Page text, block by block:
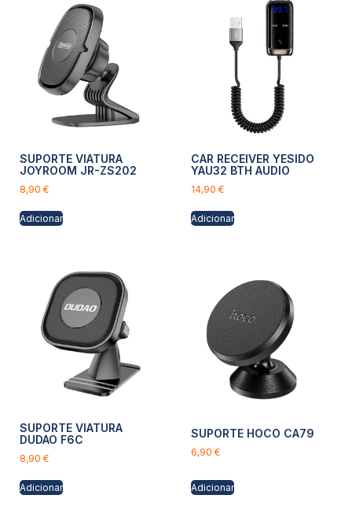
SUPORTE VIATURA
JOYROOM JR-ZS202
8,90 €
Adicionar
CAR RECEIVER YESIDO
YAU32 BTH AUDIO
14,90 €
Adicionar
SUPORTE VIATURA
DUDAO F6C
8,90 €
Adicionar
SUPORTE HOCO CA79
6,90 €
Adicionar